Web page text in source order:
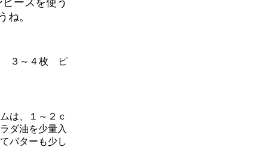
ースを使う
ね。
３～４枚 ピ
は、１～２ｃ
ダ油を少量入
バターも少し